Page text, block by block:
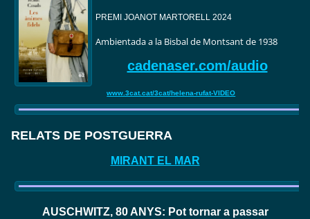
PREMI JOANOT MARTORELL 2024
Ambientada a la Bisbal de Montsant de 1938
cadenaser.com/audio
www.3cat.cat/3cat/helena-rufat-VIDEO
RELATS DE POSTGUERRA
MIRANT EL MAR
AUSCHWITZ, 80 ANYS: Pot tornar a passar